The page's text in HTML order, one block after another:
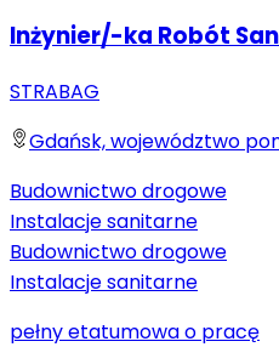
Inżynier/-ka Robót
STRABAG
Gdańsk, województwo
Budownictwo drogowe
Instalacje sanitarne
Budownictwo drogowe
Instalacje sanitarne
pełny etatumowa o pracę